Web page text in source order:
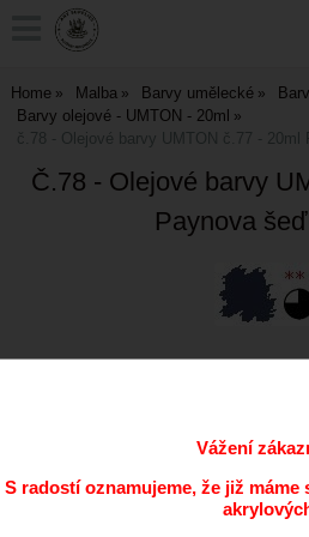
Home Malba Barvy umělecké
Barvy olejové - UMTON - 20ml
č.78 - Olejové barvy UMTON č.77 - 20ml
Č.78 - Olejové barvy
Paynova
Vážení
S radostí oznamujeme, že již